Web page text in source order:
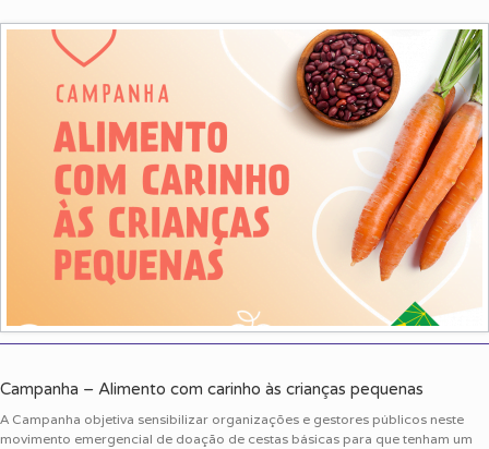
Campanha – Alimento com carinho às crianças pequenas
A Campanha objetiva sensibilizar organizações e gestores públicos neste
movimento emergencial de doação de cestas básicas para que tenham um